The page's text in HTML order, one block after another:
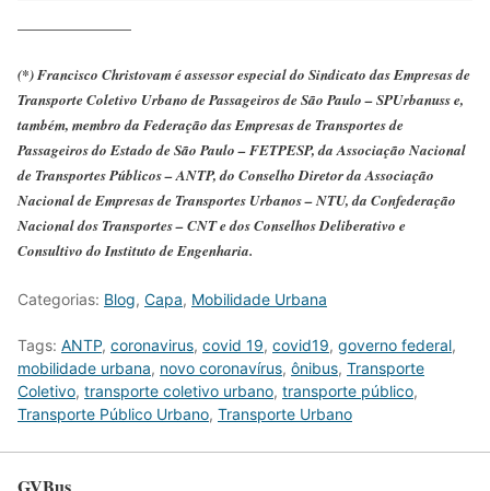
(*) Francisco Christovam é assessor especial do Sindicato das Empresas de
Transporte Coletivo Urbano de Passageiros de São Paulo – SPUrbanuss e,
também, membro da Federação das Empresas de Transportes de
Passageiros do Estado de São Paulo – FETPESP, da Associação Nacional
de Transportes Públicos – ANTP, do Conselho Diretor da Associação
Nacional de Empresas de Transportes Urbanos – NTU, da Confederação
Nacional dos Transportes – CNT e dos Conselhos Deliberativo e
Consultivo do Instituto de Engenharia.
Categorias: Blog, Capa, Mobilidade Urbana
Tags: ANTP, coronavirus, covid 19, covid19, governo federal,
mobilidade urbana, novo coronavírus, ônibus, Transporte
Coletivo, transporte coletivo urbano, transporte público,
Transporte Público Urbano, Transporte Urbano
GVBus